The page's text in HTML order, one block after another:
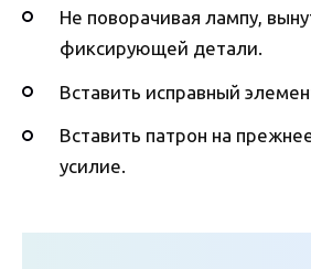
Не поворачивая лампу,
фиксирующей детали.
Вставить исправный
Вставить патрон на
усилие.